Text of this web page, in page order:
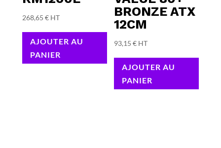
268,65 € HT
AJOUTER AU
PANIER
BRONZE ATX
12CM
93,15€ HT
AJOUTER AU
PANIER